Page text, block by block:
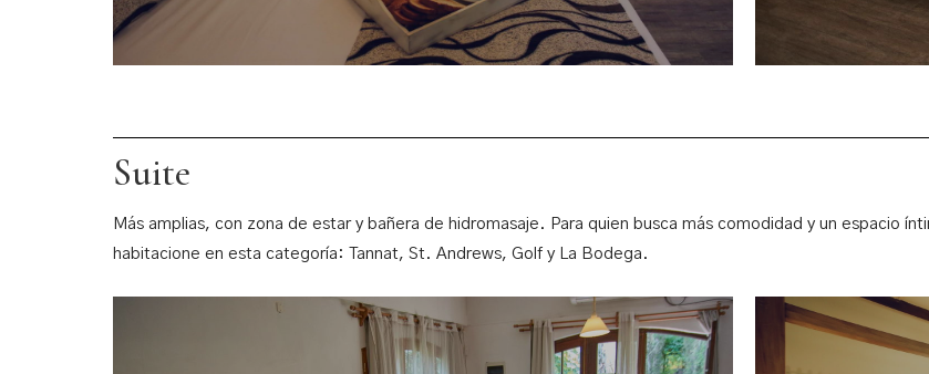
Suite
Más amplias, con zona de estar y bañera de hidromasaje. Para quien busca más comodidad y un espacio
habitacione en esta categoría: Tannat, St. Andrews, Golf y La Bodega.